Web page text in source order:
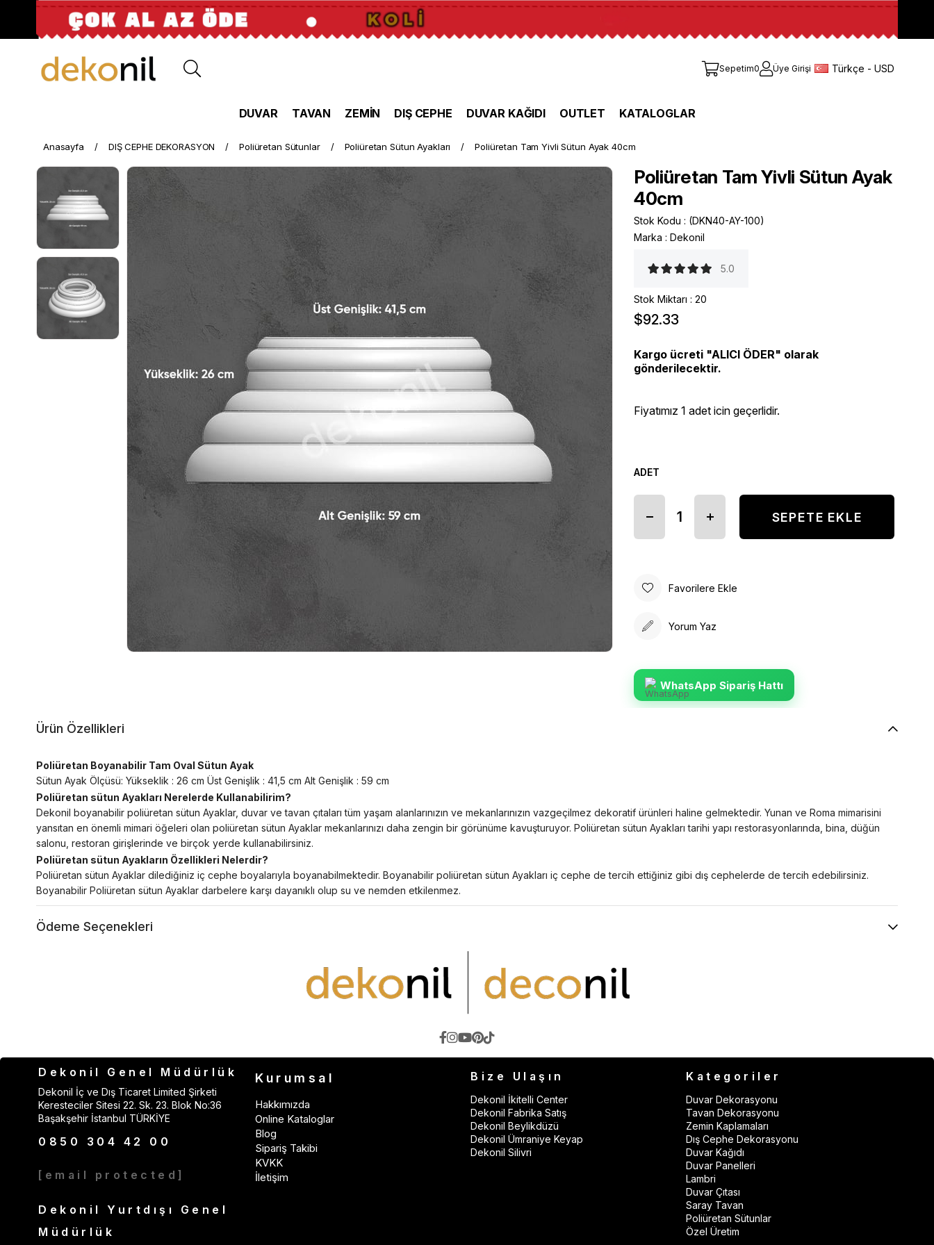
Sepetim0 Üye Girişi Türkçe - USD
DUVAR TAVAN ZEMİN DIŞ CEPHE DUVAR KAĞIDI OUTLET KATALOGLAR
Anasayfa DIŞ CEPHE DEKORASYON Poliüretan Sütunlar Poliüretan Sütun Ayakları Poliüretan Tam Yivli Sütun Ayak 40cm
Poliüretan Tam Yivli Sütun Ayak
40cm
Stok Kodu
(DKN40-AY-100)
Marka : Dekonil
5.0
Stok Miktarı : 20
$92.33
Kargo ücreti "ALICI ÖDER" olarak
gönderilecektir.
Fiyatımız 1 adet icin geçerlidir.
ADET
Favorilere Ekle
Yorum Yaz
WhatsApp Sipariş Hattı
Ürün Özellikleri
Poliüretan Boyanabilir Tam Oval Sütun Ayak
Sütun Ayak Ölçüsü: Yükseklik : 26 cm Üst Genişlik : 41,5 cm Alt Genişlik : 59 cm
Poliüretan sütun Ayakları Nerelerde Kullanabilirim?
Dekonil boyanabilir poliüretan sütun Ayaklar, duvar ve tavan çıtaları tüm yaşam alanlarınızın ve mekanlarınızın vazgeçilmez dekoratif ürünleri haline gelmektedir. Yunan ve Roma mimarisini
yansıtan en önemli mimari öğeleri olan poliüretan sütun Ayaklar mekanlarınızı daha zengin bir görünüme kavuşturuyor. Poliüretan sütun Ayakları tarihi yapı restorasyonlarında, bina, düğün
salonu, restoran girişlerinde ve birçok yerde kullanabilirsiniz.
Poliüretan sütun Ayakların Özellikleri Nelerdir?
Poliüretan sütun Ayaklar dilediğiniz iç cephe boyalarıyla boyanabilmektedir. Boyanabilir poliüretan sütun Ayakları iç cephe de tercih ettiğiniz gibi dış cephelerde de tercih edebilirsiniz.
Boyanabilir Poliüretan sütun Ayaklar darbelere karşı dayanıklı olup su ve nemden etkilenmez.
Ödeme Seçenekleri
Dekonil Genel Müdürlük
Dekonil İç ve Dış Ticaret Limited Şirketi
Keresteciler Sitesi 22. Sk. 23. Blok No:36
Başakşehir İstanbul TÜRKİYE
0850 304 42 00
[email protected]
Dekonil Yurtdışı Genel
Müdürlük
Kurumsal
Hakkımızda
Online Kataloglar
Blog
Sipariş Takibi
KVKK
İletişim
Bize Ulaşın
Dekonil İkitelli Center
Dekonil Fabrika Satış
Dekonil Beylikdüzü
Dekonil Ümraniye Keyap
Dekonil Silivri
Kategoriler
Duvar Dekorasyonu
Tavan Dekorasyonu
Zemin Kaplamaları
Dış Cephe Dekorasyonu
Duvar Kağıdı
Duvar Panelleri
Lambri
Duvar Çıtası
Saray Tavan
Poliüretan Sütunlar
Özel Üretim